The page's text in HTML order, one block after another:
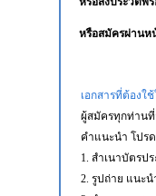
หรือสมัครผ่านห
เอกสารที่ต้องใ
ผู้สมัครทุกท่านที่
คำแนะนำ โปร
1. สำเนาบัตรป
2. รูปถ่าย แนะ